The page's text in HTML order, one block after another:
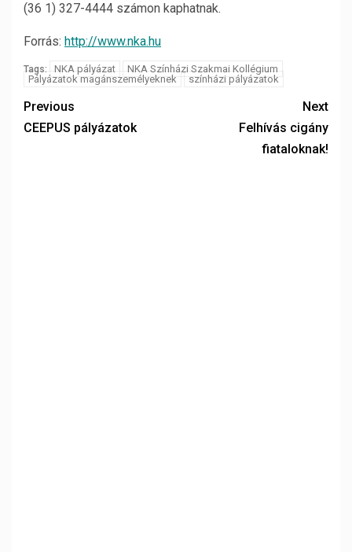
(36 1) 327-4444 számon kaphatnak.
Forrás: http://www.nka.hu
Tags: NKA pályázat
NKA Színházi Szakmai Kollégium
Pályázatok magánszemélyeknek
színházi pályázatok
Previous
CEEPUS pályázatok
Next
Felhívás cigány
fiataloknak!